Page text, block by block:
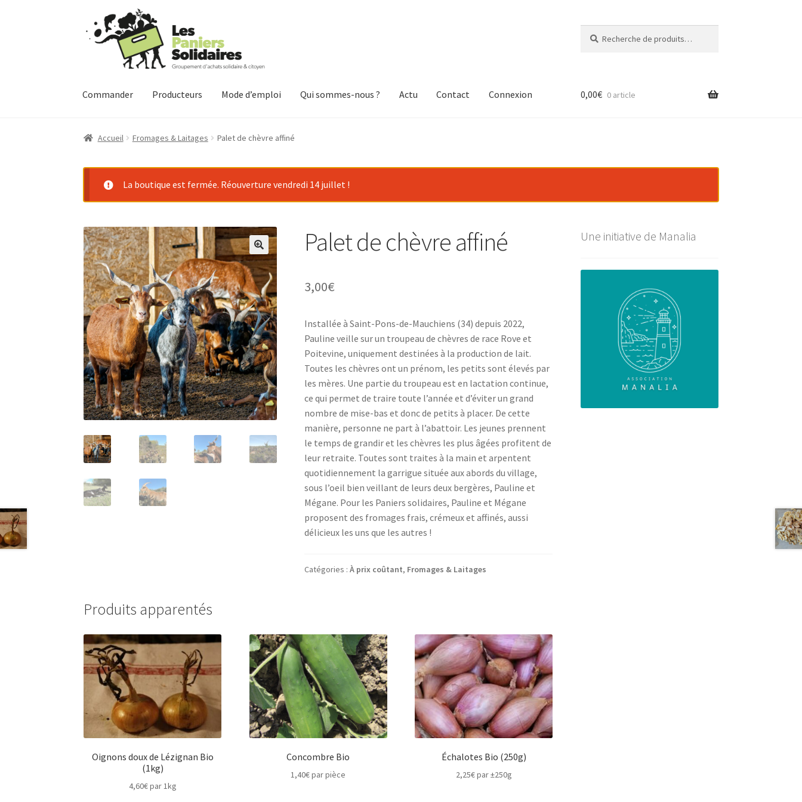
Aller
Aller
pour :
Commander Producteurs Mode d’emploi Qui sommes-nous ? Actu Contact Connexion 0,00€ 0 article
Accueil Fromages & Laitages Palet de chèvre affiné
La boutique est fermée. Réouverture vendredi 14 juillet !
Palet de chèvre affiné
3,00€
Installée à Saint-Pons-de-Mauchiens (34) depuis 2022,
Pauline veille sur un troupeau de chèvres de race Rove et
Poitevine, uniquement destinées à la production de lait.
Toutes les chèvres ont un prénom, les petits sont élevés par
les mères. Une partie du troupeau est en lactation continue,
ce qui permet de traire toute l’année et d’éviter un grand
nombre de mise-bas et donc de petits à placer. De cette
manière, personne ne part à l’abattoir. Les jeunes prennent
le temps de grandir et les chèvres les plus âgées profitent de
leur retraite. Toutes sont traites à la main et arpentent
quotidiennement la garrigue située aux abords du village,
sous l’oeil bien veillant de leurs deux bergères, Pauline et
Mégane. Pour les Paniers solidaires, Pauline et Mégane
proposent des fromages frais, crémeux et affinés, aussi
délicieux les uns que les autres !
Catégories :À prix coûtant, Fromages & Laitages
Produits apparentés
Oignons doux de Lézignan Bio
(1kg)
4,60€par 1kg
Concombre Bio
1,40€par pièce
Échalotes Bio (250g)
2,25€par ±250g
Une initiative de Manalia